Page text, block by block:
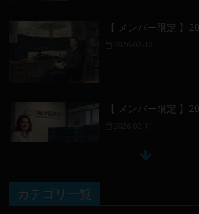
【 メンバー限定 】
【 メンバー限定 】
／
カテゴリ一覧